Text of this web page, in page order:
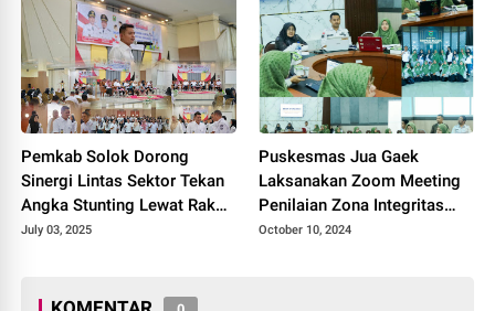
Pemkab Solok Dorong
Sinergi Lintas Sektor Tekan
Angka Stunting Lewat Rakor
TPPS 2025.
July 03, 2025
Puskesmas Jua Gaek
Laksanakan Zoom Meeting
Penilaian Zona Integritas
Menuju Wilayah Bebas
October 10, 2024